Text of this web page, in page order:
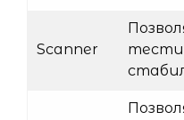
Scanner